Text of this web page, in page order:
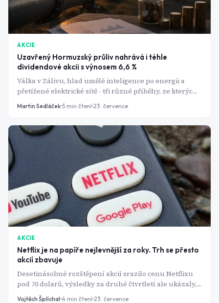
AKCIE
Uzavřený Hormuzský průliv nahrává i téhle
dividendové akcii s výnosem 6,6 %
Válka v Zálivu, hlad umělé inteligence po energii a
přetížené elektrické sítě - tři různé příběhy, ze kterých
výnosem přes 6 %.
Martin Sedláček 5 min čtení 23. července
AKCIE
Netflix je na papíře nejlevnější za roky. Trh se přesto
akcií zbavuje
Desetinásobné rozštěpení akcií srazilo cenu Netflixu
pod 70 dolarů, výsledky za druhé čtvrtletí ale ukázaly,
že levné to zdaleka není tak jednoznačné.
Vojtěch Šplíchal 4 min čtení 23. července